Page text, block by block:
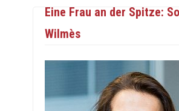
Eine Frau an der Spitze:
Wilmès